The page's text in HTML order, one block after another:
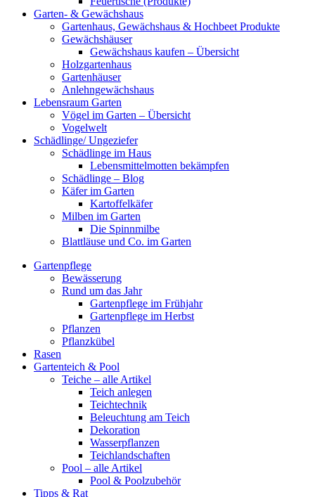
Garten- & Gewächshaus
Gartenhaus, Gewächshaus & Hochbeet Produkte
Gewächshäuser
Gewächshaus kaufen – Übersicht
Holzgartenhaus
Gartenhäuser
Anlehngewächshaus
Lebensraum Garten
Vögel im Garten – Übersicht
Vogelwelt
Schädlinge/ Ungeziefer
Schädlinge im Haus
Lebensmittelmotten bekämpfen
Schädlinge – Blog
Käfer im Garten
Kartoffelkäfer
Milben im Garten
Die Spinnmilbe
Blattläuse und Co. im Garten
Gartenpflege
Bewässerung
Rund um das Jahr
Gartenpflege im Frühjahr
Gartenpflege im Herbst
Pflanzen
Pflanzkübel
Rasen
Gartenteich & Pool
Teiche – alle Artikel
Teich anlegen
Teichtechnik
Beleuchtung am Teich
Dekoration
Wasserpflanzen
Teichlandschaften
Pool – alle Artikel
Pool & Poolzubehör
Tipps & Rat